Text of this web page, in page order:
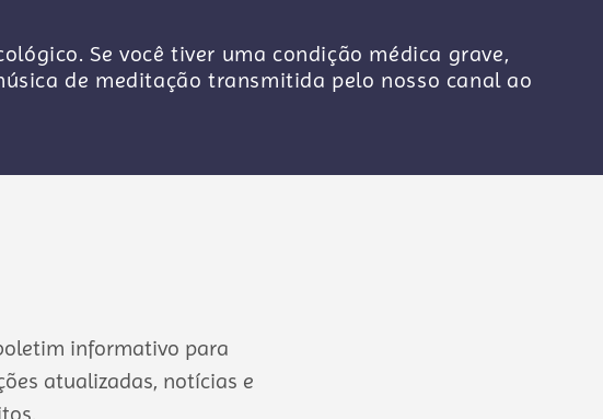
Se você tiver uma condição médica grave,
música de meditação transmitida pelo nosso canal ao
informativo para
atualizadas, notícias e